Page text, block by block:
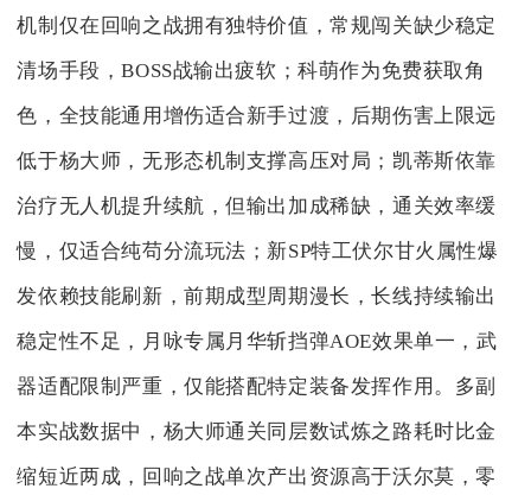
机制仅在回响之战拥有独特价值，常规闯关缺少稳定
清场手段，BOSS战输出疲软；科萌作为免费获取角
色，全技能通用增伤适合新手过渡，后期伤害上限远
低于杨大师，无形态机制支撑高压对局；凯蒂斯依靠
治疗无人机提升续航，但输出加成稀缺，通关效率缓
慢，仅适合纯苟分流玩法；新SP特工伏尔甘火属性爆
发依赖技能刷新，前期成型周期漫长，长线持续输出
稳定性不足，月咏专属月华斩挡弹AOE效果单一，武
器适配限制严重，仅能搭配特定装备发挥作用。多副
本实战数据中，杨大师通关同层数试炼之路耗时比金
缩短近两成，回响之战单次产出资源高于沃尔莫，零